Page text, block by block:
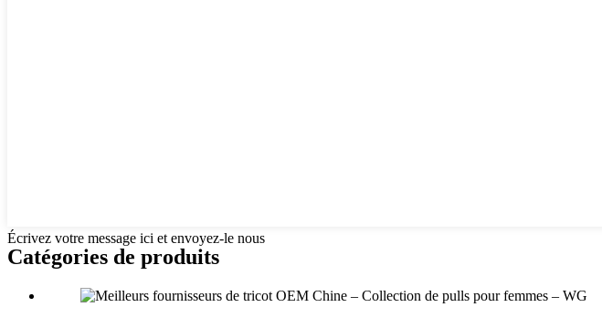
Écrivez votre message ici et envoyez-le nous
Catégories de produits